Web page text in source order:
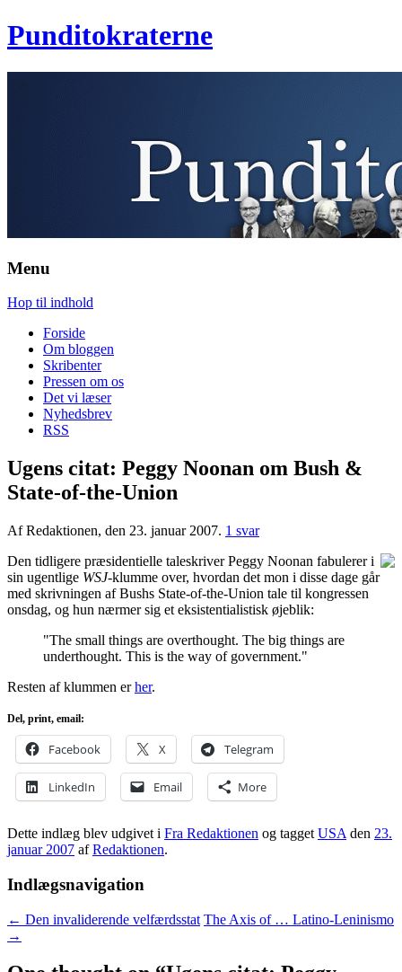
Punditokraterne
Menu
Hop til indhold
Forside
Om bloggen
Skribenter
Pressen om os
Det vi læser
Nyhedsbrev
RSS
Ugens citat: Peggy Noonan om Bush &
State-of-the-Union
Af Redaktionen, den 23. januar 2007. 1 svar
Den tidligere præsidentielle taleskriver Peggy Noonan fabulerer i
sin ugentlige WSJ-klumme over, hvordan det mon i disse dage går
med skrivningen af Bushs State-of-the-Union tale til kongressen
onsdag, og hun nærmer sig et eksistentialistisk øjeblik:
"The small things are overthought. The big things are
underthought. This is the way of government."
Resten af klummen erher.
Del, print, email:
Facebook X Telegram
LinkedIn Email More
Dette indlæg blev udgivet i Fra Redaktionen og tagget USA den 23.
januar 2007 afRedaktionen.
Indlægsnavigation
← Den invaliderende velfærdsstat The Axis of … Latino-Leninismo
→